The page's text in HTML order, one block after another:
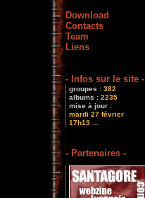
Download
Contacts
Team
Liens
- Infos sur le site -
groupes : 382
albums : 2235
mise à jour :
mardi 27 février
17h13 ...
- Partenaires -